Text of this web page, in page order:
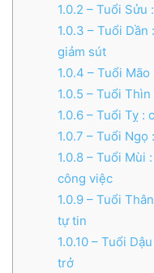
1.0.2 – Tuổi Sửu
1.0.3 – Tuổi Dần
giảm sút
1.0.4 – Tuổi
1.0.5 – Tuổi
1.0.6 – Tuổi Tỵ :
1.0.7 – Tuổi Ngọ
1.0.8 – Tuổi Mùi
công việc
1.0.9 – Tuổi
tự tin
1.0.10 – Tuổi
trở